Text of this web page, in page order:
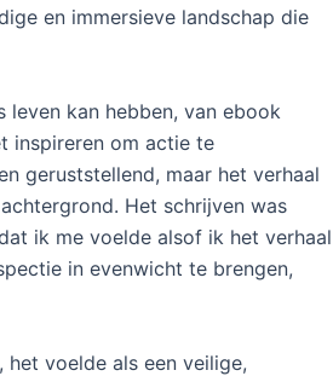
en immersieve landschap die
leven kan hebben, van ebook
inspireren om actie te
geruststellend, maar het verhaal
Het schrijven was
ik me voelde alsof ik het verhaal
in evenwicht te brengen,
voelde als een veilige,